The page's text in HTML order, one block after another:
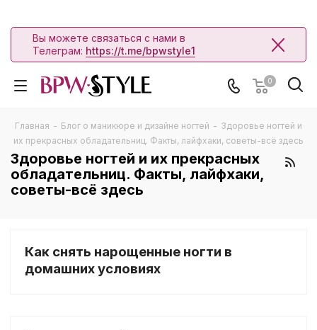
Вы можете связаться с нами в
Телеграм: https://t.me/bpwstyle1
0
Главная - Блог о маникюре и дизайне ногтей - Здоровье ногтей и
их прекрасных обладательниц. Факты, лайфхаки, советы-всё здесь
Здоровье ногтей и их прекрасных
обладательниц. Факты, лайфхаки,
советы-всё здесь
Как снять нарощенные ногти в
домашних условиях